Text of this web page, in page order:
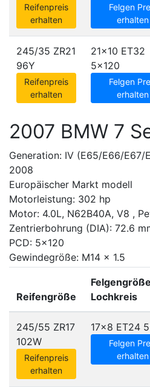
Reifenpreis
erhalten
Felgen
erhalten
245/35 ZR21
96Y
Reifenpreis
erhalten
21x10 ET32
5x120
Felgen
erhalten
2007 BMW 7
Generation: IV (E65/E66/
2008
Europäischer Markt modell
Motorleistung: 302 hp
Motor: 4.0L, N62B40A, V8 ,
Zentrierbohrung (DIA): 72.6
PCD: 5x120
Gewindegröße: M14 x 1.5
Reifengröße
Lochkreis
245/55 ZR17
102W
Reifenpreis
erhalten
17x8 ET24
Felgen
erhalten